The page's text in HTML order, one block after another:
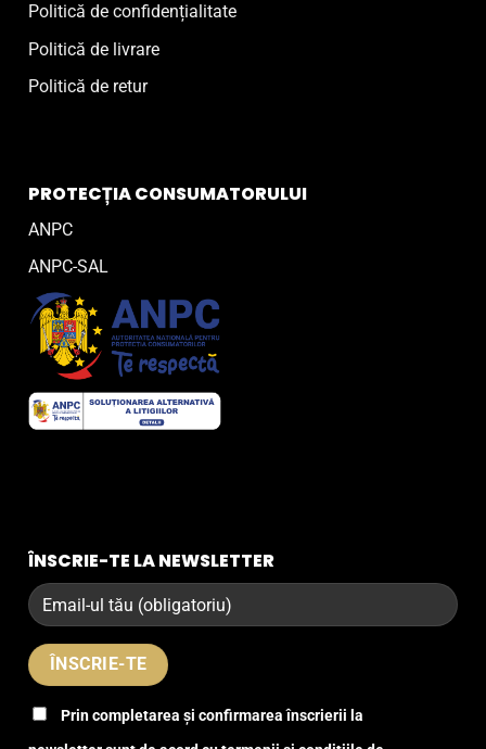
Politică de confidențialitate
Politică de livrare
Politică de retur
PROTECȚIA CONSUMATORULUI
ANPC
ANPC-SAL
ÎNSCRIE-TE LA NEWSLETTER
Prin completarea și confirmarea înscrierii la